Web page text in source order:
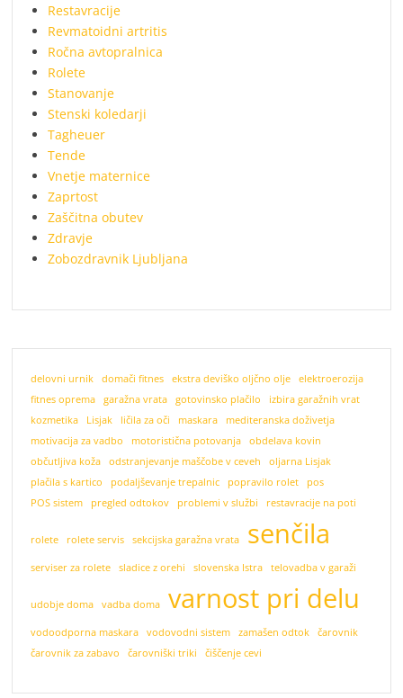
Restavracije
Revmatoidni artritis
Ročna avtopralnica
Rolete
Stanovanje
Stenski koledarji
Tagheuer
Tende
Vnetje maternice
Zaprtost
Zaščitna obutev
Zdravje
Zobozdravnik Ljubljana
delovni urnik domači fitnes ekstra deviško oljčno olje
elektroerozija
fitnes oprema
garažna vrata gotovinsko plačilo
izbira garažnih vrat
kozmetika
Lisjak ličila za oči maskara
mediteranska doživetja
motivacija za vadbo
motoristična potovanja
obdelava kovin
občutljiva koža
odstranjevanje maščobe v ceveh
oljarna Lisjak
plačila s kartico
podaljševanje trepalnic popravilo rolet
pos
POS sistem
pregled odtokov problemi v službi restavracije na poti
rolete rolete servis sekcijska garažna vrata senčila
serviser za rolete sladice z orehi slovenska Istra telovadba v garaži
udobje doma vadba doma varnost pri delu
vodoodporna maskara vodovodni sistem zamašen odtok
čarovnik
čarovnik za zabavo
čarovniški triki čiščenje cevi